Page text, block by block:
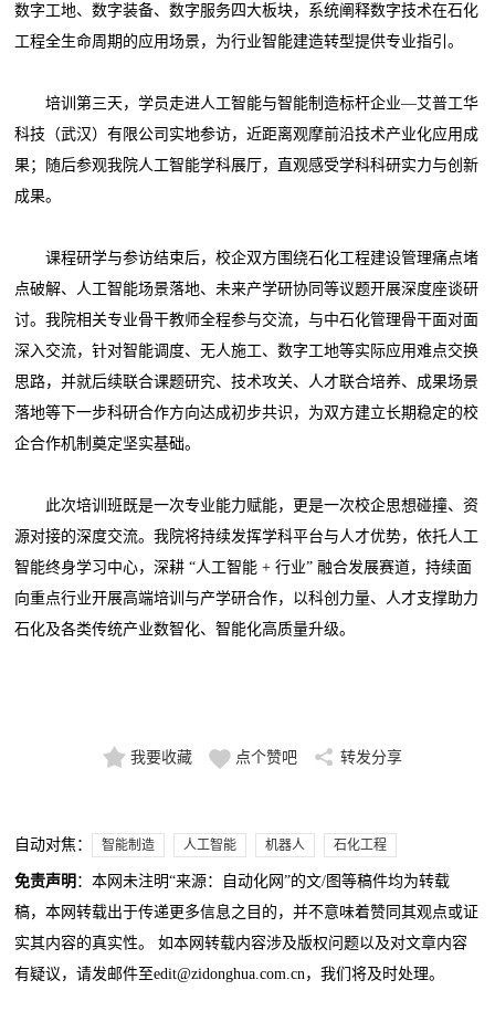
数字工地、数字装备、数字服务四大板块，系统阐释数字技术在石化
工程全生命周期的应用场景，为行业智能建造转型提供专业指引。
培训第三天，学员走进人工智能与智能制造标杆企业—艾普工华
科技（武汉）有限公司实地参访，近距离观摩前沿技术产业化应用成
果；随后参观我院人工智能学科展厅，直观感受学科科研实力与创新
成果。
课程研学与参访结束后，校企双方围绕石化工程建设管理痛点堵
点破解、人工智能场景落地、未来产学研协同等议题开展深度座谈研
讨。我院相关专业骨干教师全程参与交流，与中石化管理骨干面对面
深入交流，针对智能调度、无人施工、数字工地等实际应用难点交换
思路，并就后续联合课题研究、技术攻关、人才联合培养、成果场景
落地等下一步科研合作方向达成初步共识，为双方建立长期稳定的校
企合作机制奠定坚实基础。
此次培训班既是一次专业能力赋能，更是一次校企思想碰撞、资
源对接的深度交流。我院将持续发挥学科平台与人才优势，依托人工
智能终身学习中心，深耕 “人工智能 + 行业” 融合发展赛道，持续面
向重点行业开展高端培训与产学研合作，以科创力量、人才支撑助力
石化及各类传统产业数智化、智能化高质量升级。
我要收藏 点个赞吧 转发分享
自动对焦： 智能制造 人工智能 机器人 石化工程
免责声明 ：本网未注明“来源：自动化网”的文/图等稿件均为转载
稿，本网转载出于传递更多信息之目的，并不意味着赞同其观点或证
实其内容的真实性。 如本网转载内容涉及版权问题以及对文章内容
有疑议，请发邮件至edit@zidonghua.com.cn，我们将及时处理。